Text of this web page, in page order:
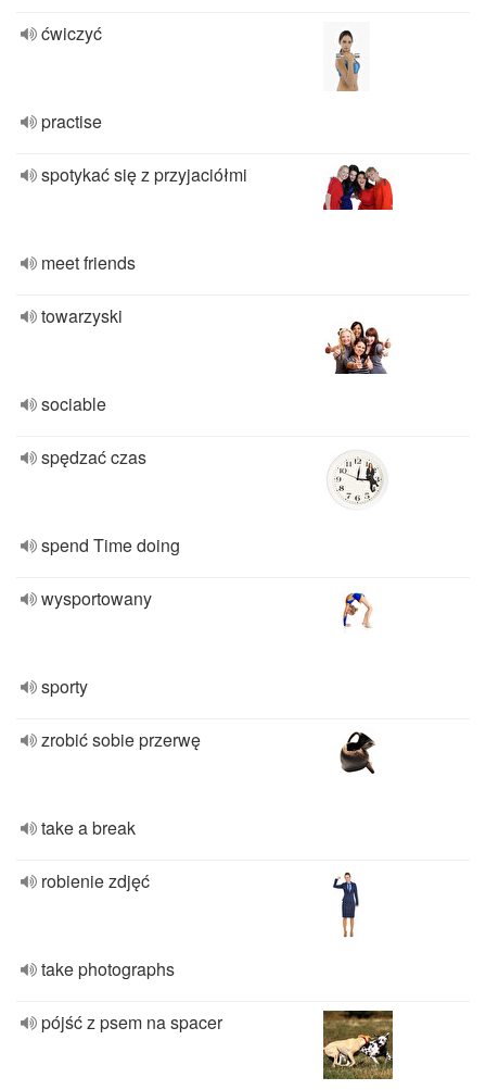
ćwiczyć
practise
spotykać się z przyjaciółmi
meet friends
towarzyski
sociable
spędzać czas
spend Time doing
wysportowany
sporty
zrobić sobie przerwę
take a break
robienie zdjęć
take photographs
pójść z psem na spacer